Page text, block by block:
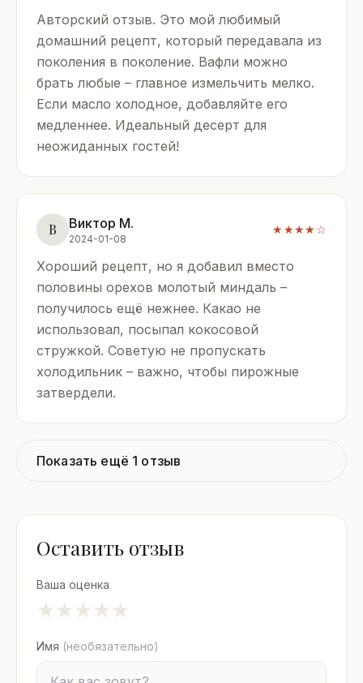
Авторский отзыв. Это мой любимый
домашний рецепт, который передавала из
поколения в поколение. Вафли можно
брать любые – главное измельчить мелко.
Если масло холодное, добавляйте его
медленнее. Идеальный десерт для
неожиданных гостей!
В Виктор М.
2024-01-08
★★★★☆
Хороший рецепт, но я добавил вместо
половины орехов молотый миндаль –
получилось ещё нежнее. Какао не
использовал, посыпал кокосовой
стружкой. Советую не пропускать
холодильник – важно, чтобы пирожные
затвердели.
Показать ещё 1 отзыв
Оставить отзыв
Ваша оценка
★
★
★
★
★
Имя (необязательно)